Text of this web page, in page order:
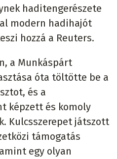
haditengerészete
modern hadihajót
hozzá a Reuters.
a Munkáspárt
óta töltötte be a
és a
képzett és komoly
Kulcsszerepet játszott
támogatás
egy olyan